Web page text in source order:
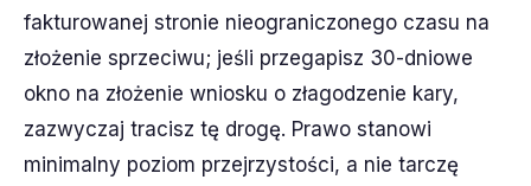
fakturowanej stronie nieograniczonego czasu na
złożenie sprzeciwu; jeśli przegapisz 30-dniowe
okno na złożenie wniosku o złagodzenie kary,
zazwyczaj tracisz tę drogę. Prawo stanowi
minimalny poziom przejrzystości, a nie tarczę